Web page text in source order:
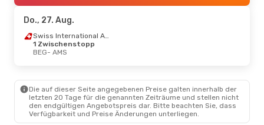
AMS- BEG
Do., 17. Sept.- Di., 22. Sept.
Air SerbiaDirekt
Fr., 4. Sept.- So., 6. Sept.
Air Serbia
Do., 27. Aug.
Swiss International Air Lines
1 Zwischenstopp
BEG- AMS
Die auf dieser Seite angegebenen Preise galten innerhalb der
letzten 20 Tage für die genannten Zeiträume und stellen nicht
den endgültigen Angebotspreis dar. Bitte beachten Sie, dass
Verfügbarkeit und Preise Änderungen unterliegen.